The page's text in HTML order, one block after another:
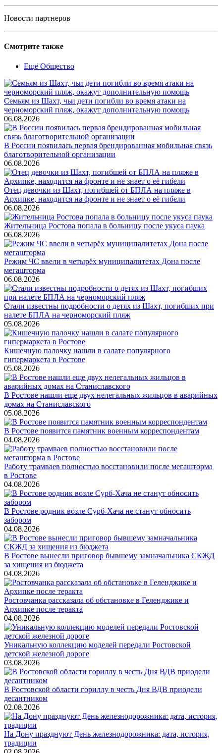
Новости партнеров
Смотрите также
Ещё Общество
Семьям из Шахт, чьи дети погибли во время атаки на
черноморский пляж, окажут дополнительную помощь
06.08.2026
В России появилась первая брендированная мобильная связь
благотворительной организации
06.08.2026
Отец девочки из Шахт, погибшей от БПЛА на пляже в
Архипке, находится на фронте и не знает о её гибели
06.08.2026
Жительница Ростова попала в больницу после укуса паука
06.08.2026
Режим ЧС ввели в четырёх муниципалитетах Дона после
мегашторма
06.08.2026
Стали известны подробности о детях из Шахт, погибших при
налете БПЛА на черноморский пляж
05.08.2026
Кишечную палочку нашли в салате популярного
гипермаркета в Ростове
05.08.2026
В Ростове нашли еще двух нелегальных жильцов в аварийных
домах на Станиславского
05.08.2026
В Ростове появится памятник военным корреспондентам
04.08.2026
Работу трамваев полностью восстановили после мегашторма
в Ростове
04.08.2026
В Ростове родник возле Сурб-Хача не станут обносить
забором
04.08.2026
В Ростове вынесли приговор бывшему замначальника СКЖД
за хищения из бюджета
04.08.2026
Ростовчанка рассказала об обстановке в Геленджике и
Архипке после теракта
04.08.2026
Уникальную коллекцию моделей передали Ростовской
детской железной дороге
03.08.2026
В Ростовской области гориллу в честь Дня ВДВ приодели
десантником
02.08.2026
На Дону празднуют День железнодорожника: дата, история,
традиции